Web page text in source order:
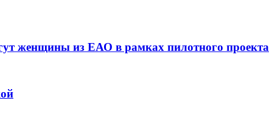
женщины из ЕАО в рамках пилотного проекта